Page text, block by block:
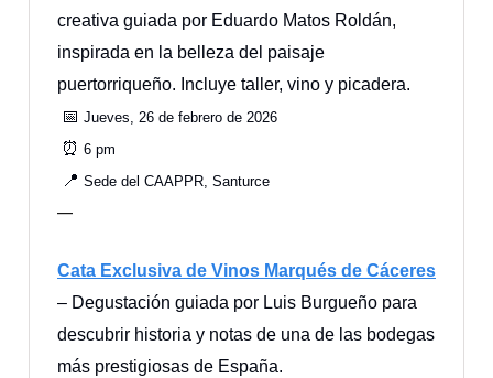
creativa guiada por Eduardo Matos Roldán,
inspirada en la belleza del paisaje
puertorriqueño. Incluye taller, vino y picadera.
📅 Jueves, 26 de febrero de 2026
⏰ 6 pm
📍 Sede del CAAPPR, Santurce
—
Cata Exclusiva de Vinos Marqués de Cáceres
– Degustación guiada por Luis Burgueño para
descubrir historia y notas de una de las bodegas
más prestigiosas de España.